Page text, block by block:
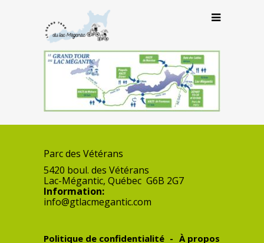
Parc des Vétérans
5420 boul. des Vétérans
Lac-Mégantic, Québec G6B 2G7
Information:
info@gtlacmegantic.com
Politique de confidentialité
À propos